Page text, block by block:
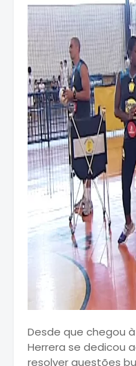
Desde que chegou
Herrera se dedicou
resolver questões